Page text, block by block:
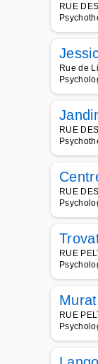
RUE
Rue de
RUE
RUE
RUE
RUE